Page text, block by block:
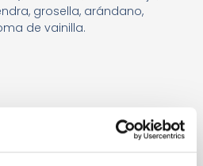
grosella, arándano,
de vainilla.